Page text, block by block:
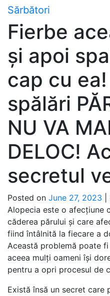
Skip
content
Sărbători
Fierbe
și apoi
cap cu
spălări
NU VA
DELOC!
secretul
Posted on June 27, 2023
Alopecia este o afecțiune
căderea părului și care
fiind întâlnită la fiecare a
Această problemă poate
aceea mulți oameni își
pentru a opri procesul de
Există însă un secret